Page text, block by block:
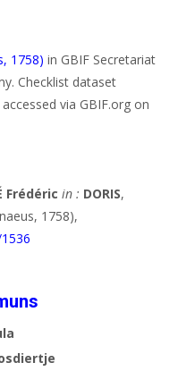
1758) in GBIF Secretariat
Checklist dataset
accessed via GBIF.org on
Frédéric in : DORIS,
1758),